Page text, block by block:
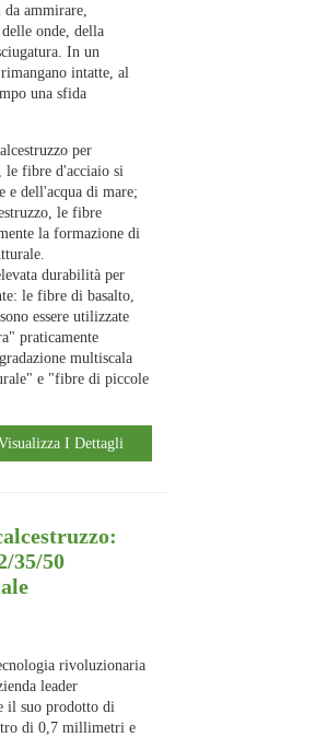
ammirare,
onde, della
In un
intatte, al
una sfida
per
le fibre d'acciaio si
e dell'acqua di mare;
le fibre
la formazione di
durabilità per
le fibre di basalto,
essere utilizzate
praticamente
multiscala
e "fibre di piccole
I Dettagli
35/50
rivoluzionaria
leader
il suo prodotto di
di 0,7 millimetri e